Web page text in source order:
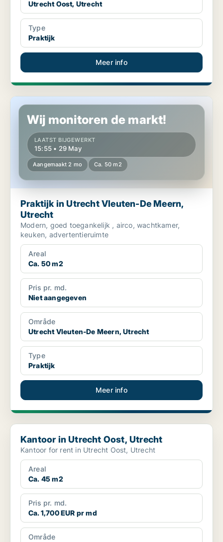
Utrecht Oost, Utrecht
Type
Praktijk
Meer info
Praktijk in Utrecht Vleuten-De Meern, Utrecht
Wij monitoren de markt!
LAATST BIJGEWERKT
15:55 • 29 May
Aangemaakt 2 mo Ca. 50 m2
Praktijk in Utrecht Vleuten-De Meern,
Utrecht
Modern, goed toegankelijk , airco, wachtkamer,
keuken, advertentieruimte
Areal
Ca. 50 m2
Pris pr. md.
Niet aangegeven
Område
Utrecht Vleuten-De Meern, Utrecht
Type
Praktijk
Meer info
Kantoor in Utrecht Oost, Utrecht
Kantoor in Utrecht Oost, Utrecht
Kantoor for rent in Utrecht Oost, Utrecht
Areal
Ca. 45 m2
Pris pr. md.
Ca. 1,700 EUR pr md
Område